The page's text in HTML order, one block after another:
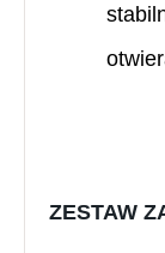
ZESTAW